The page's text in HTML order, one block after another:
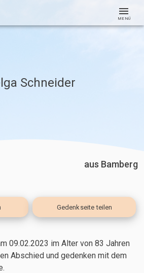
MENÜ
Schneider
aus Bamberg
Gedenkseite teilen
09.02.2023 im Alter von 83 Jahren
Abschied und gedenken mit dem